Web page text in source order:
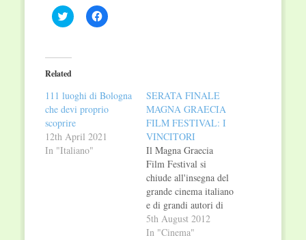
Click
to
(Opens
in
new
Click
to
Related
111 luoghi di Bologna
che devi proprio
scoprire
12th April 2021
In "Italiano"
SERATA FINALE
MAGNA GRAECIA
FILM FESTIVAL: I
VINCITORI
Il Magna Graecia
Film Festival si
chiude all'insegna del
grande cinema italiano
e di grandi autori di
cui sentiremo
sicuramente parlare. A
5th August 2012
In "Cinema"